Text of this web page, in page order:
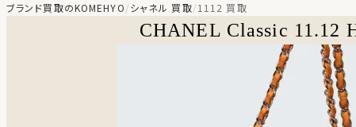
ブランド買取のKOMEHYO/シャネル 買取/1112 買取
CHANEL Classic 11.12